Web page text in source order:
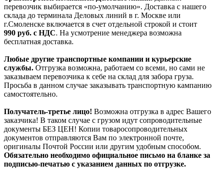
перевозчик выбирается «по-умолчанию». Доставка с нашего
склада до терминала Деловых линий в г. Москве или
г.Смоленске включается в счет отдельной строкой и стоит
990 руб. с НДС. На усмотрение менеджера возможна
бесплатная доставка.
Любые другие транспортные компании и курьерские
службы. Отгрузка возможна, работаем со всеми, но сами не
заказываем перевозчика к себе на склад для забора груза.
Просьба в данном случае заказывать транспортную кампанию
самостоятельно.
Получатель-третье лицо! Возможна отгрузка в адрес Вашего
заказчика! В таком случае с грузом идут сопроводительные
документы БЕЗ ЦЕН! Копии товаросопроводительных
документов отправляются Вам по электронной почте,
оригиналы Почтой России или другим удобным способом.
Обязательно необходимо официальное письмо на бланке за
подписью-печатью с указанием данных по отгрузке.